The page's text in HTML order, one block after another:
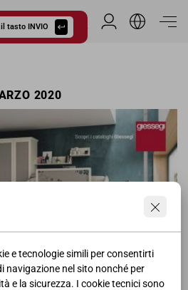
e tecnologie simili per consentirti
navigazione nel sito nonché per
e la sicurezza. I cookie tecnici sono
tasto INVIO Area Riservata
2020